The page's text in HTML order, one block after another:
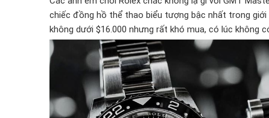
chiếc đồng hồ thể thao biểu tượng bậc nhất trong
không dưới $16.000 nhưng rất khó mua, có lúc không